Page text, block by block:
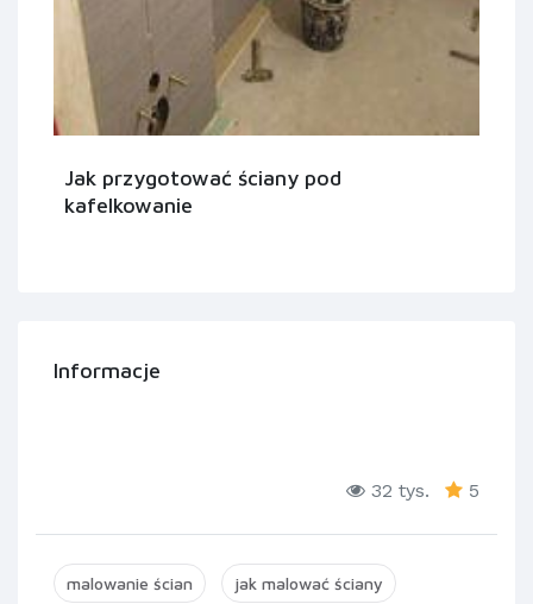
Jak przygotować ściany pod
kafelkowanie
Informacje
32 tys. 5
malowanie ścian jak malować ściany